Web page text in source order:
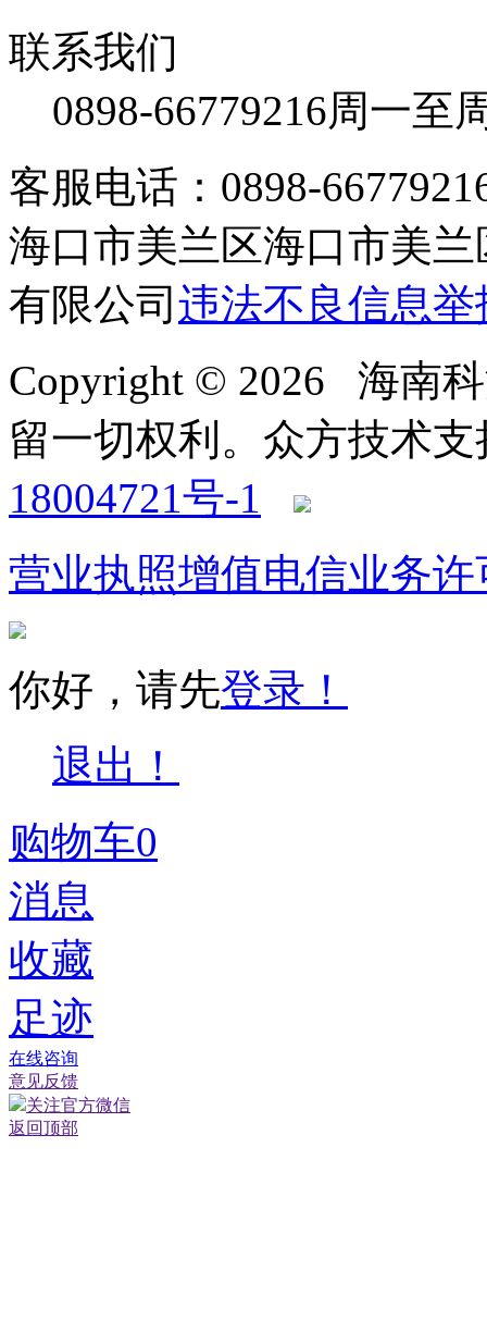
联系我们
0898-66779216周一至
客服电话：0898-
海口市美兰区海口市美
有限公司 违法不良信息举
Copyright © 2026 海南
留一切权利。 众方技术支
18004721号-1
营业执照增值电信业务许
你好，请先登录！
退出！
购物车0
消息
收藏
足迹
在线咨询
意见反馈
关注官方微信
返回顶部